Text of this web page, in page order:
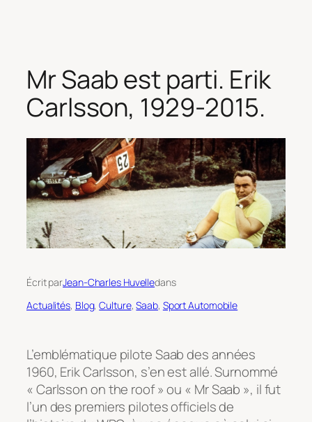
Mr Saab est parti. Erik
Carlsson, 1929-2015.
Écrit parJean-Charles Huvelledans
Actualités, Blog, Culture, Saab, Sport Automobile
L’emblématique pilote Saab des années
1960, Erik Carlsson, s’en est allé. Surnommé
« Carlsson on the roof » ou « Mr Saab », il fut
l’un des premiers pilotes officiels de